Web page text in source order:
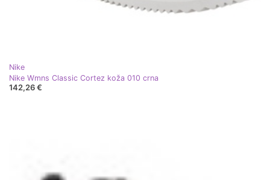
Nike
Nike Wmns Classic Cortez koža 010 crna
142,26 €